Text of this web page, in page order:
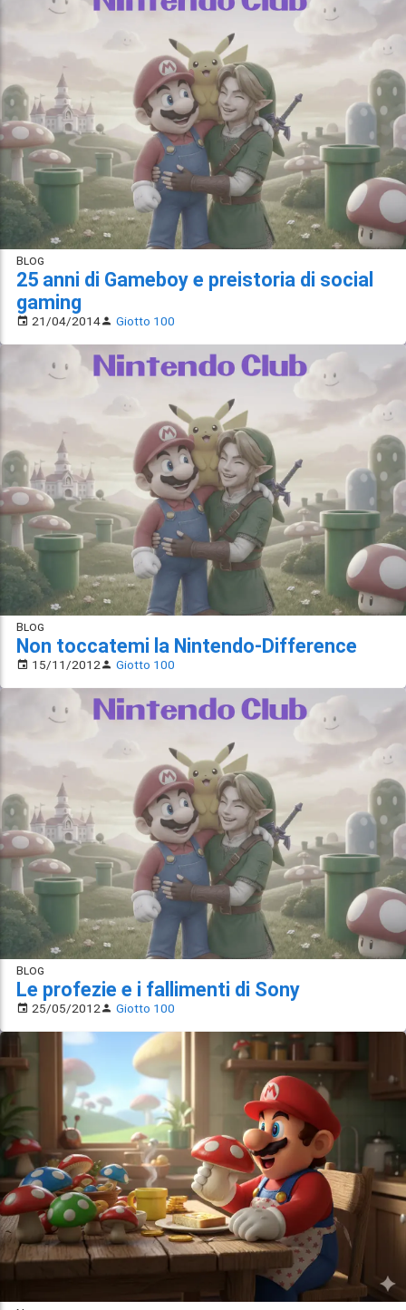
Blog
25 anni di Gameboy e preistoria di social
gaming
21/04/2014 Giotto 100
Blog
Non toccatemi la Nintendo-Difference
15/11/2012 Giotto 100
Blog
Le profezie e i fallimenti di Sony
25/05/2012 Giotto 100